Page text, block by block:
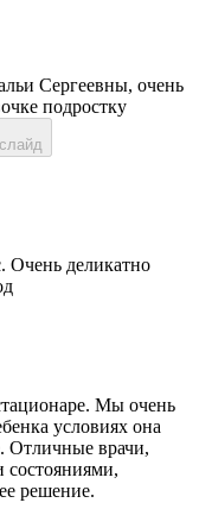
Сергеевны, очень
подростку
Очень деликатно
Мы очень
условиях она
Отличные врачи,
решение.